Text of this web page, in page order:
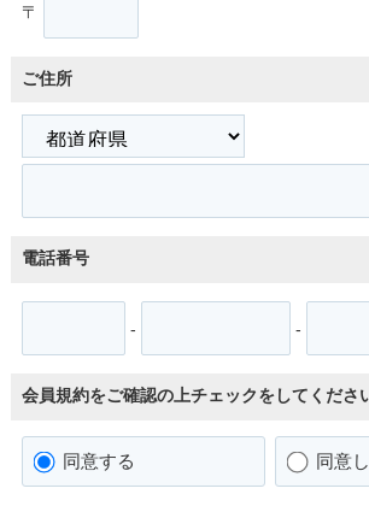
〒
ご住所
電話番号
- -
会員規約をご確認の上チェックをしてくださ
同意する 同意